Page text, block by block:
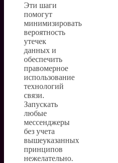
Эти шаги
помогут
минимизировать
вероятность
утечек
данных и
обеспечить
правомерное
использование
технологий
связи.
Запускать
любые
мессенджеры
без учета
вышеуказанных
принципов
нежелательно.